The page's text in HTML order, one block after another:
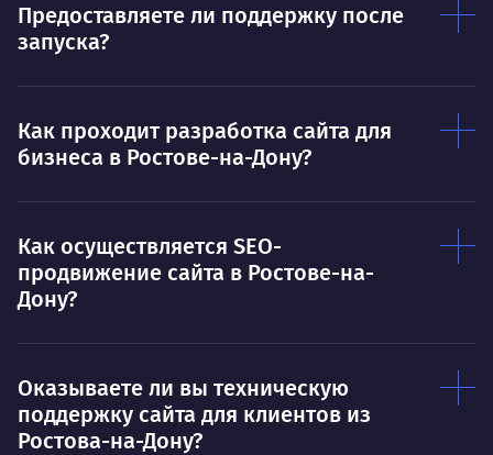
Предоставляете ли поддержку после
запуска?
Как проходит разработка сайта для
бизнеса в Ростове-на-Дону?
Как осуществляется SEO-
продвижение сайта в Ростове-на-
Дону?
Оказываете ли вы техническую
поддержку сайта для клиентов из
Ростова-на-Дону?